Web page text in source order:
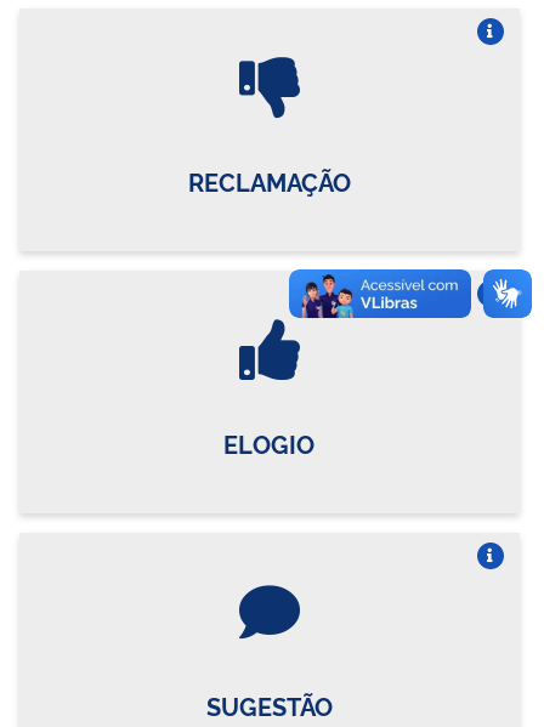
RECLAMAÇÃO
ELOGIO
Vire o card
SUGESTÃO